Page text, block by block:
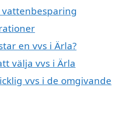
vattenbesparing
en vvs i Ärla?
välja vvs i Ärla
vvs i de omgivande